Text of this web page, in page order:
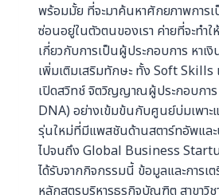
พร้อมมั้ย ที่จะมาค้นหาศักยภาพการ
ซ่อนอยู่ในตัวตนของเรา ค่ายที่จะทำ
เกี่ยวกับการเป็นผู้ประกอบการ หาเงิ
เพิ่มเติมเสริมทักษะ ทั้ง Soft
เปิดสวิทช์ จิตวิญญาณผู้ประกอบกา
DNA) อย่างเข้มข้นกับศูนย์บ่มเพาะ
รุ่นใหม่ที่มีแพสชันด้านสตาร์ทอัพแล
ไปจนถึง Global Business
ได้รับจากกิจกรรมนี้ ข้อมูลและการเ
หลักสูตรบริหารธุรกิจบัณฑิต สาขาวิ